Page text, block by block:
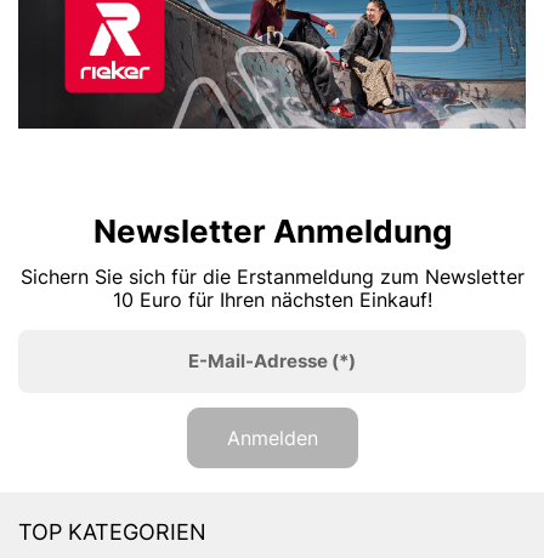
Newsletter Anmeldung
Sichern Sie sich für die Erstanmeldung zum Newsletter
10 Euro für Ihren nächsten Einkauf!
E-Mail-Adresse (*)
Anmelden
TOP KATEGORIEN